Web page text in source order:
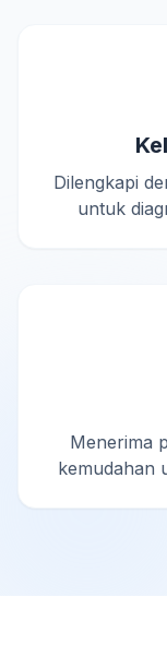
Dilengkapi
untuk
Menerima
kemudahan